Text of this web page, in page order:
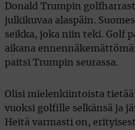
Donald Trumpin
julkikuvaa alaspäin.
seikka, joka niin teki. Golf
aikana
paitsi Trumpin seurassa.
Olisi mielenkiintoista
vuoksi golfille selkänsä ja
Heitä varmasti on,